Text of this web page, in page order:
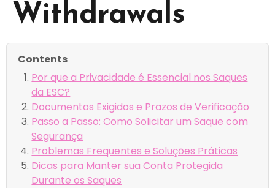
Withdrawals
Contents
Por que a Privacidade é Essencial nos Saques
da ESC?
Documentos Exigidos e Prazos de Verificação
Passo a Passo: Como Solicitar um Saque com
Segurança
Problemas Frequentes e Soluções Práticas
Dicas para Manter sua Conta Protegida
Durante os Saques